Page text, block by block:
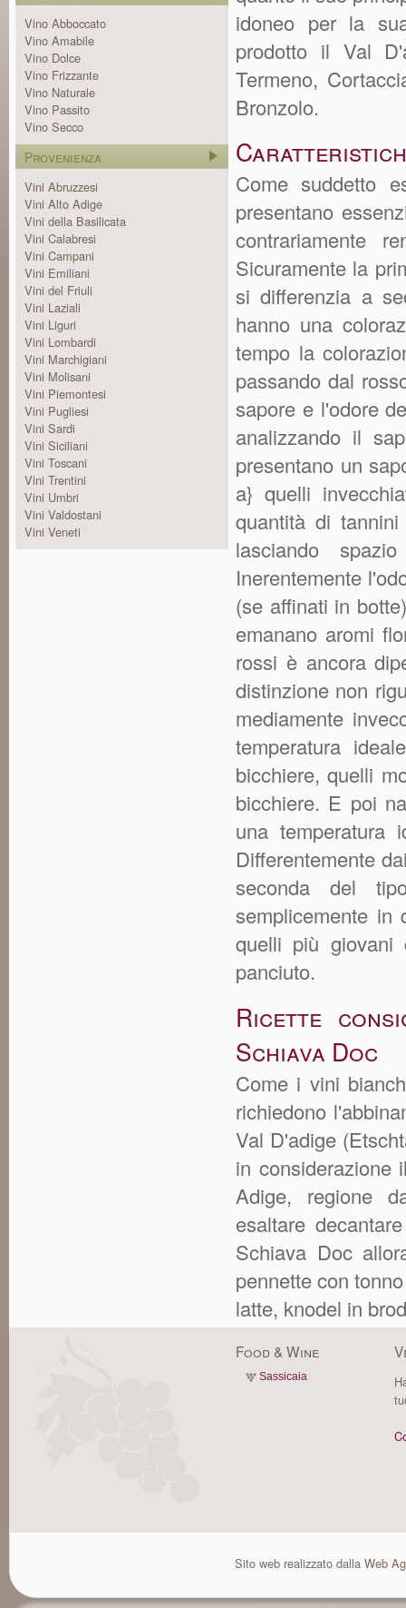
Vino Abboccato
Vino Amabile
Vino Dolce
Vino Frizzante
Vino Naturale
Vino Passito
Vino Secco
Provenienza
Vini Abruzzesi
Vini Alto Adige
Vini della Basilicata
Vini Calabresi
Vini Campani
Vini Emiliani
Vini del Friuli
Vini Laziali
Vini Liguri
Vini Lombardi
Vini Marchigiani
Vini Molisani
Vini Piemontesi
Vini Pugliesi
Vini Sardi
Vini Siciliani
Vini Toscani
Vini Trentini
Vini Umbri
Vini Valdostani
Vini Veneti
idoneo per la
prodotto il Val
Termeno,
Bronzolo.
Come suddetto
presentano
contrariamente
Sicuramente la
si differenzia a
hanno una
tempo la
passando dal
sapore e l'odore
analizzando il
presentano un
a} quelli
quantità di
lasciando
Inerentemente
(se affinati in
emanano aromi
rossi è ancora
distinzione non
mediamente
temperatura
bicchiere, quelli
bicchiere. E poi
una
Differentemente
seconda del
semplicemente
quelli più giovani
panciuto.
Ricette
Schiava Doc
Come i vini
richiedono
Val D'adige
in considerazione
Adige, regione
esaltare
Schiava Doc
pennette con
latte, knodel in
Food & Wine
Sassicaia
Sito web realizzato dalla Web